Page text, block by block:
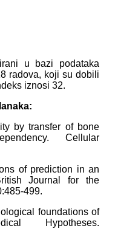
u bazi podataka
radova, koji su dobili
iznosi 32.
by transfer of bone
Cellular
of prediction in an
Journal for the
foundations of
Hypotheses.